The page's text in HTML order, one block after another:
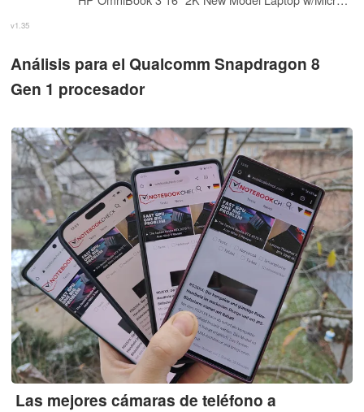
v1.35
Análisis para el Qualcomm Snapdragon 8
Gen 1 procesador
Las mejores cámaras de teléfono a